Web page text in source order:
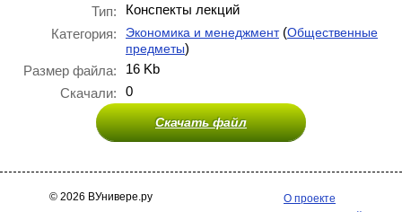
Тип:
Конспекты лекций
Категория:
Экономика и менеджмент(Общественные
предметы)
Размер файла:
16 Kb
Скачали:
0
Скачать файл
© 2026 ВУнивере.ру
О проекте